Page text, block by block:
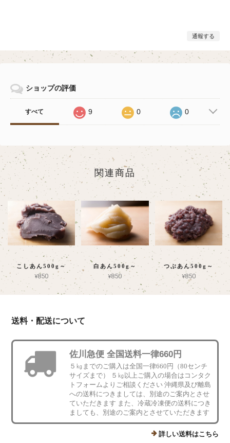
通報する
ショップの評価
すべて 9 0 0
関連商品
こしあん500g～
¥850
白あん500g～
¥850
つぶあん500g～
¥850
送料・配送について
佐川急便 全国送料一律660円
５㎏までのご購入は全国一律660円（80センチ
サイズまで） ５㎏以上ご購入の場合はコンタク
トフォームよりご相談ください 沖縄県及び離島
への送料につきましては、別途のご案内とさせ
ていただきます また、冷蔵冷凍便の送料につき
ましても、別途のご案内とさせていただきます
詳しい送料はこちら